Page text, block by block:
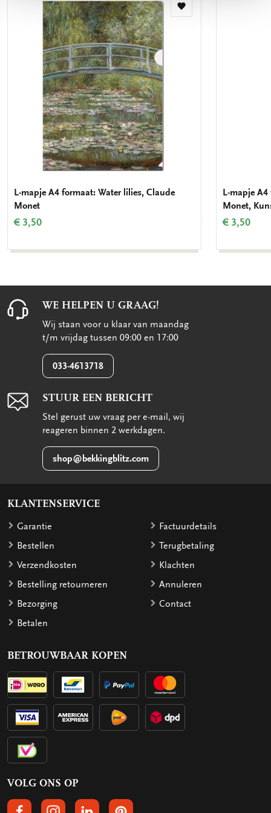
Toevoegen
L-mapje A4 formaat: Water lilies, Claude
Monet
€ 3,50
L-mapje
Monet,
€ 3,50
WE HELPEN U GRAAG!
Wij staan voor u klaar van maandag
t/m vrijdag tussen 09:00 en 17:00
033-4613718
STUUR EEN BERICHT
Stel gerust uw vraag per e-mail, wij
reageren binnen 2 werkdagen.
shop@bekkingblitz.com
KLANTENSERVICE
Garantie
Bestellen
Verzendkosten
Bestelling retourneren
Bezorging
Betalen
Factuurdetails
Terugbetaling
Klachten
Annuleren
Contact
BETROUWBAAR KOPEN
VOLG ONS OP